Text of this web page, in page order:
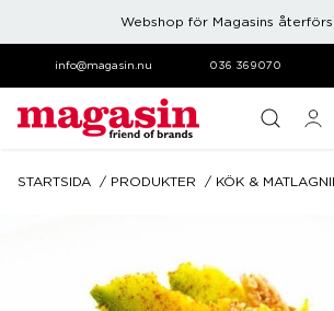
Webshop för Magasins
info@magasin.nu 036 369070
STARTSIDA PRODUKTER KÖK &